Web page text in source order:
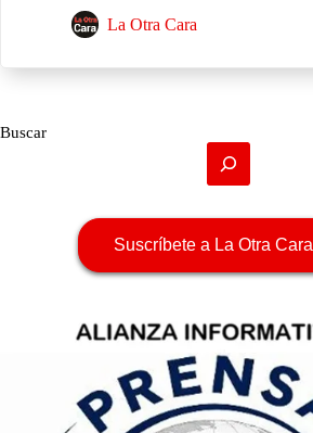
La Otra Cara
Buscar
Suscríbete a La Otra Cara